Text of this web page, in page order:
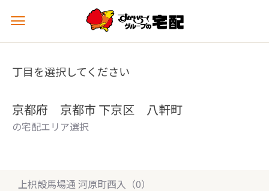
メ
ュ
を
丁目を選択してください
京都府 京都市 下京区 八軒町
の宅配エリア選択
上枳殻馬場通 河原町西入（0）